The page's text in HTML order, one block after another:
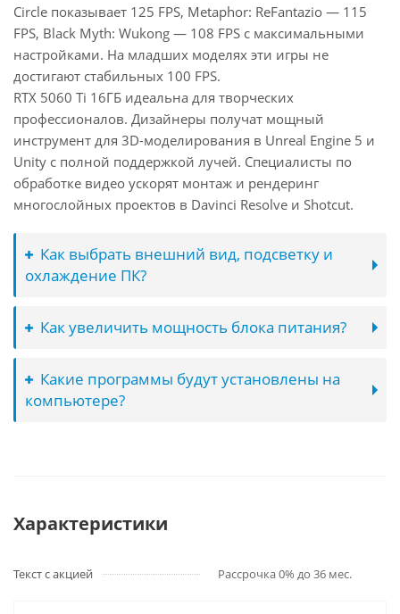
Circle показывает 125 FPS, Metaphor: ReFantazio — 115
FPS, Black Myth: Wukong — 108 FPS с максимальными
настройками. На младших моделях эти игры не
достигают стабильных 100 FPS.
RTX 5060 Ti 16ГБ идеальна для творческих
профессионалов. Дизайнеры получат мощный
инструмент для 3D-моделирования в Unreal Engine 5 и
Unity с полной поддержкой лучей. Специалисты по
обработке видео ускорят монтаж и рендеринг
многослойных проектов в Davinci Resolve и Shotcut.
Как выбрать внешний вид, подсветку и
охлаждение ПК?
Как увеличить мощность блока питания?
Какие программы будут установлены на
компьютере?
Характеристики
Текст с акцией Рассрочка 0% до 36 мес.